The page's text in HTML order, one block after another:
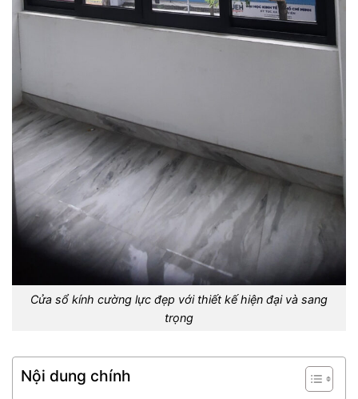
Cửa sổ kính cường lực đẹp với thiết kế hiện đại và sang
trọng
Nội dung chính